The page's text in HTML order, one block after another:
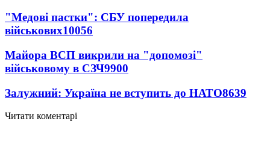
"Медові пастки": СБУ попередила
військових10056
Майора ВСП викрили на "допомозі"
військовому в СЗЧ9900
Залужний: Україна не вступить до НАТО8639
Читати коментарі